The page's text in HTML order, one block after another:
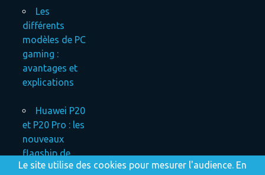
Les
différents
modèles de PC
gaming :
avantages et
explications
Huawei P20
et P20 Pro : les
nouveaux
flagship de
Huawei
Le site utilise des cookies pour mesurer l'audience. En